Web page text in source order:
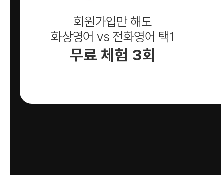
회원가입만 해도
화상영어 vs 전화영어 택1
무료 체험 3회